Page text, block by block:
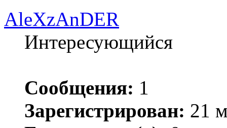
AleXzAnDER
Интересующийся
Сообщения: 1
Зарегистрирован: 21